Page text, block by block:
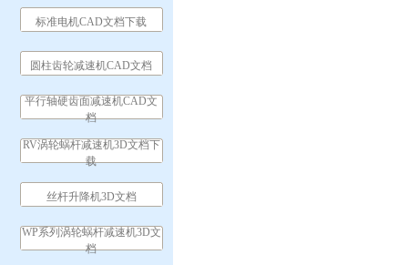
标准电机CAD文档下载
圆柱齿轮减速机CAD文档
平行轴硬齿面减速机CAD文
档
RV涡轮蜗杆减速机3D文档下
载
丝杆升降机3D文档
WP系列涡轮蜗杆减速机3D文
档